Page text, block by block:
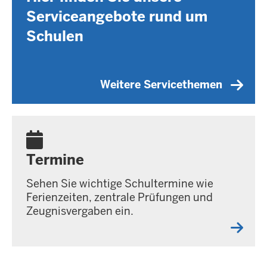
Serviceangebote rund um
Schulen
Weitere Servicethemen
Termine
Sehen Sie wichtige Schultermine wie
Ferienzeiten, zentrale Prüfungen und
Zeugnisvergaben ein.